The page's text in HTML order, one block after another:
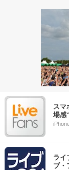
スマ
場感
ライ
ブ・